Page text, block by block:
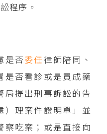
程序。
是否委任律師陪同、
是否看診或是買成藥
局提出刑事訴訟的告
）理案件證明單」並
察吃案；或是直接向